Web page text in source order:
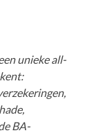
unieke all-
BA-